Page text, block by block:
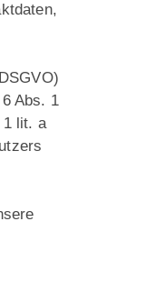
Abs. 1
1 lit. a